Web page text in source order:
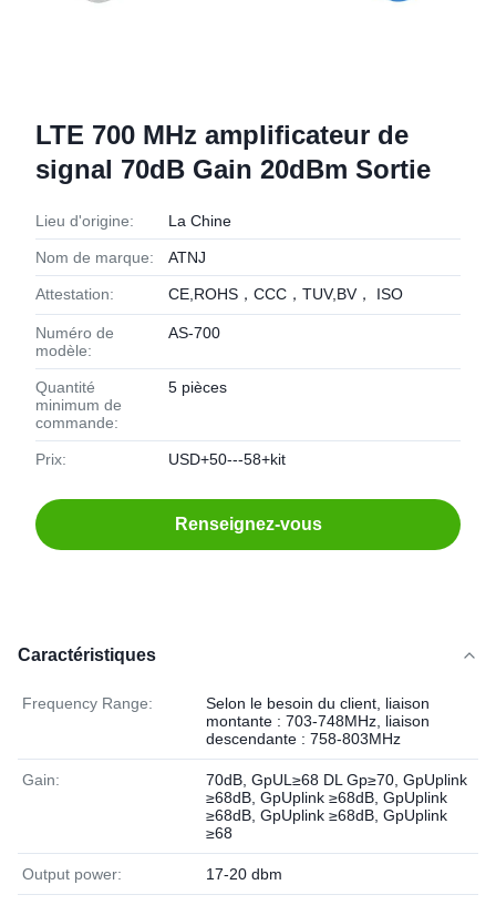
LTE 700 MHz amplificateur de
signal 70dB Gain 20dBm Sortie
Lieu d'origine: La Chine
Nom de marque: ATNJ
Attestation: CE,ROHS，CCC，TUV,BV， ISO
Numéro de
modèle:
AS-700
Quantité
minimum de
commande:
5 pièces
Prix: USD+50---58+kit
Renseignez-vous
Caractéristiques
Frequency Range:
Selon le besoin du client, liaison
montante : 703-748MHz, liaison
descendante : 758-803MHz
Gain:
70dB, GpUL≥68 DL Gp≥70, GpUplink
≥68dB, GpUplink ≥68dB, GpUplink
≥68dB, GpUplink ≥68dB, GpUplink
≥68
Output power: 17-20 dbm